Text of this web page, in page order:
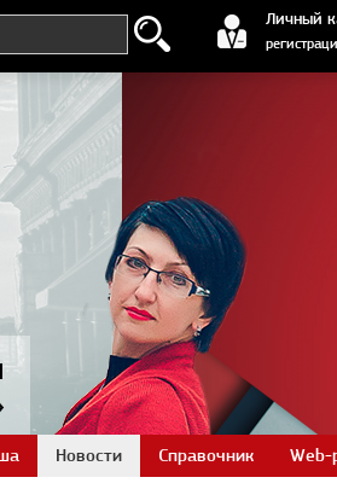
Личный
регистрация
Новости Справочник Web-